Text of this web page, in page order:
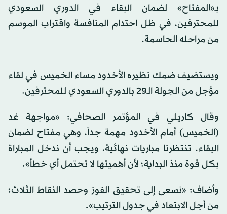
بـ«المفتاح» لضمان البقاء في الدوري السعودي
للمحترفين، في ظل احتدام المنافسة واقتراب الموسم
من مراحله الحاسمة.
ويستضيف ضمك نظيره الأخدود مساء الخميس في لقاء
مؤجل من الجولة الـ29 بالدوري السعودي للمحترفين.
وقال كاريلي في المؤتمر الصحافي: «مواجهة غد
(الخميس) أمام الأخدود مهمة جداً، وهي مفتاح لضمان
البقاء. تنتظرنا مباريات نهائية، ويجب أن ندخل المباراة
بكل قوة منذ البداية؛ لأن أهميتها لا تحتمل أي خطأ».
وأضاف: «نسعى إلى تحقيق الفوز وحصد النقاط الثلاث؛
من أجل الابتعاد في جدول الترتيب».